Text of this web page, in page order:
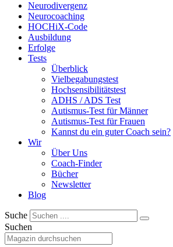
Neurodivergenz
Neurocoaching
HOCHiX-Code
Ausbildung
Erfolge
Tests
Überblick
Vielbegabungstest
Hochsensibilitätstest
ADHS / ADS Test
Autismus-Test für Männer
Autismus-Test für Frauen
Kannst du ein guter Coach sein?
Wir
Über Uns
Coach-Finder
Bücher
Newsletter
Blog
Suche
Suchen